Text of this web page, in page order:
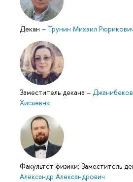
Декан – Трунин Михаил
Заместитель декана –
Хисаевна
Факультет физики: Заместитель
Александр Александрович